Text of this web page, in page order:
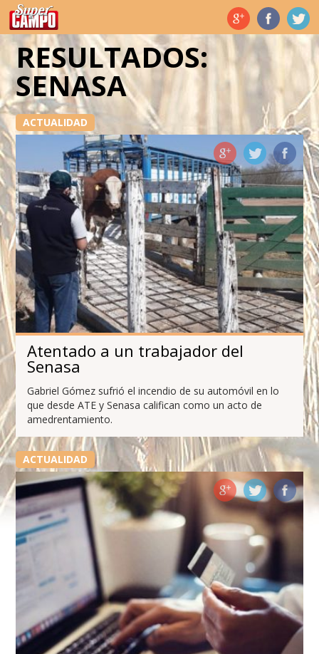
Temas de hoy
RESULTADOS:
SENASA
ACTUALIDAD
Atentado a un trabajador del
Senasa
Gabriel Gómez sufrió el incendio de su automóvil en lo
que desde ATE y Senasa califican como un acto de
amedrentamiento.
ACTUALIDAD